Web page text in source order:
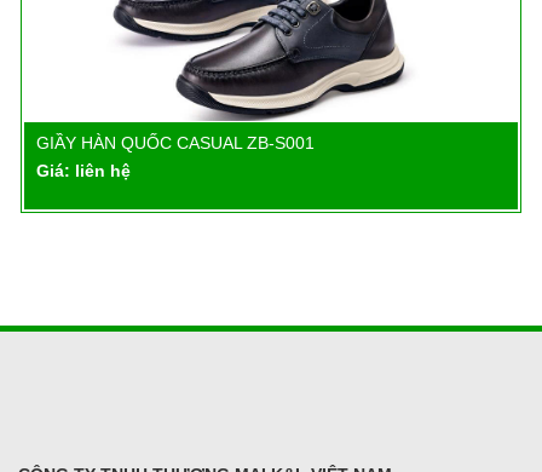
Chi tiết
GIẦY HÀN QUỐC CASUAL ZB-S001
Giá: liên hệ